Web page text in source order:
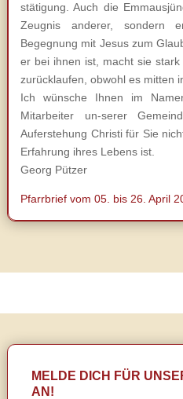
stätigung. Auch die
Zeugnis anderer, sondern
Begegnung mit Jesus zum
er bei ihnen ist, macht sie
zurücklaufen, obwohl es mitten
Ich wünsche Ihnen im
Mitarbeiter un-serer
Auferstehung Christi für Sie
Erfahrung ihres Lebens ist.
Georg Pützer
Pfarrbrief vom 05. bis 26. April
MELDE DICH FÜR
AN!